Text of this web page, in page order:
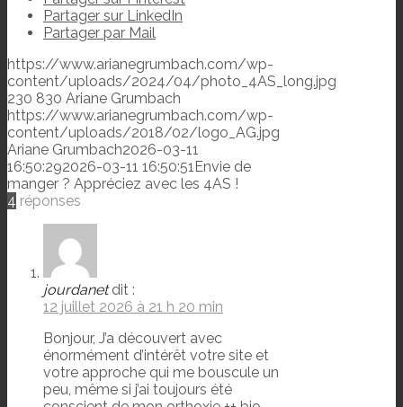
Partager sur LinkedIn
Partager par Mail
https://www.arianegrumbach.com/wp-
content/uploads/2024/04/photo_4AS_long.jpg
230 830 Ariane Grumbach
https://www.arianegrumbach.com/wp-
content/uploads/2018/02/logo_AG.jpg
Ariane Grumbach2026-03-11
16:50:292026-03-11 16:50:51Envie de
manger ? Appréciez avec les 4AS !
4 réponses
jourdanet dit :
12 juillet 2026 à 21 h 20 min
Bonjour, J’a découvert avec
énormément d’intérêt votre site et
votre approche qui me bouscule un
peu, même si j’ai toujours été